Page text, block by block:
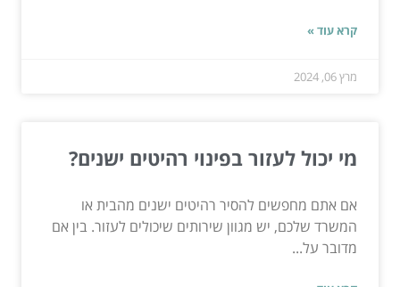
קרא עוד »
מרץ 06, 2024
מי יכול לעזור בפינוי רהיטים ישנים?
אם אתם מחפשים להסיר רהיטים ישנים מהבית או
המשרד שלכם, יש מגוון שירותים שיכולים לעזור. בין אם
מדובר על...